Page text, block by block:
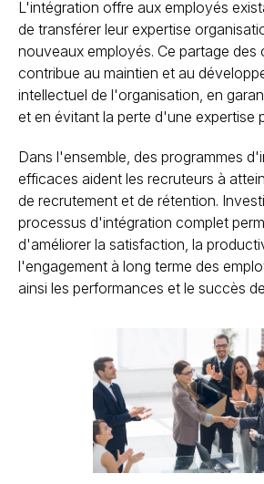
L'intégration offre aux employés
de transférer leur expertise
nouveaux employés. Ce partage des
contribue au maintien et au
intellectuel de l'organisation, en
et en évitant la perte d'une expertise
Dans l'ensemble, des programmes
efficaces aident les recruteurs à
de recrutement et de rétention.
processus d'intégration complet
d'améliorer la satisfaction, la
l'engagement à long terme des
ainsi les performances et le succès